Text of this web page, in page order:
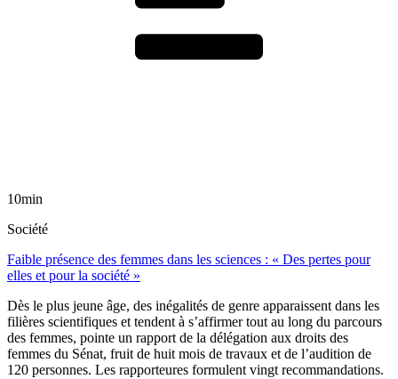
10min
Société
Faible présence des femmes dans les sciences : « Des pertes pour
elles et pour la société »
Dès le plus jeune âge, des inégalités de genre apparaissent dans les
filières scientifiques et tendent à s’affirmer tout au long du parcours
des femmes, pointe un rapport de la délégation aux droits des
femmes du Sénat, fruit de huit mois de travaux et de l’audition de
120 personnes. Les rapporteures formulent vingt recommandations.